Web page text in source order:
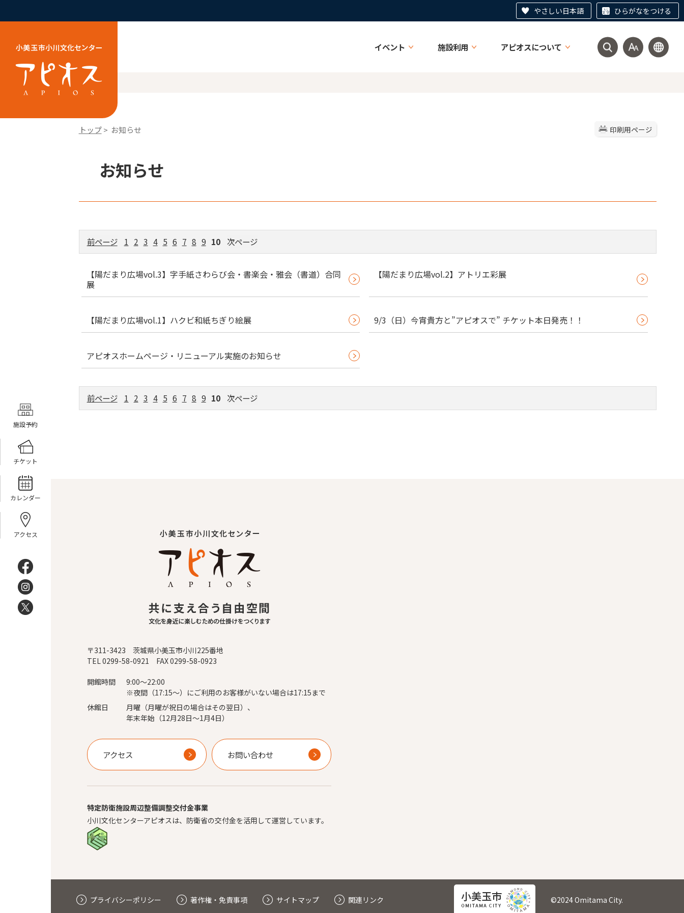
やさしい日本語 ひらがなをつける
イベント 施設利用 アピオスについて
施設予約
チケット
カレンダー
アクセス
印刷用ページ
トップ> お知らせ
お知らせ
前ページ 1 2 3 4 5 6 7 8 9 10 次ページ
【陽だまり広場vol.3】字手紙さわらび会・書楽会・雅会（書道）合同
展
【陽だまり広場vol.2】アトリエ彩展
【陽だまり広場vol.1】ハクビ和紙ちぎり絵展 9/3（日）今宵貴方と”アピオスで” チケット本日発売！！
アピオスホームページ・リニューアル実施のお知らせ
前ページ 1 2 3 4 5 6 7 8 9 10 次ページ
〒311-3423 茨城県小美玉市小川225番地
TEL 0299-58-0921 FAX 0299-58-0923
開館時間
9:00～22:00
※夜間（17:15～）にご利用のお客様がいない場合は17:15まで
休館日
月曜（月曜が祝日の場合はその翌日）、
年末年始（12月28日～1月4日）
アクセス お問い合わせ
特定防衛施設周辺整備調整交付金事業
小川文化センターアピオスは、防衛省の交付金を活用して運営しています。
プライバシーポリシー 著作権・免責事項 サイトマップ 関連リンク ©2024 Omitama City.